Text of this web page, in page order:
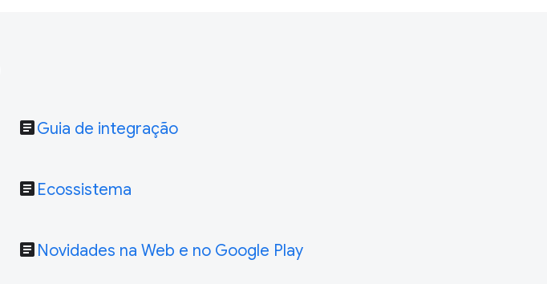
articleGuia de integração
article Ecossistema
article Novidades na Web e no Google Play